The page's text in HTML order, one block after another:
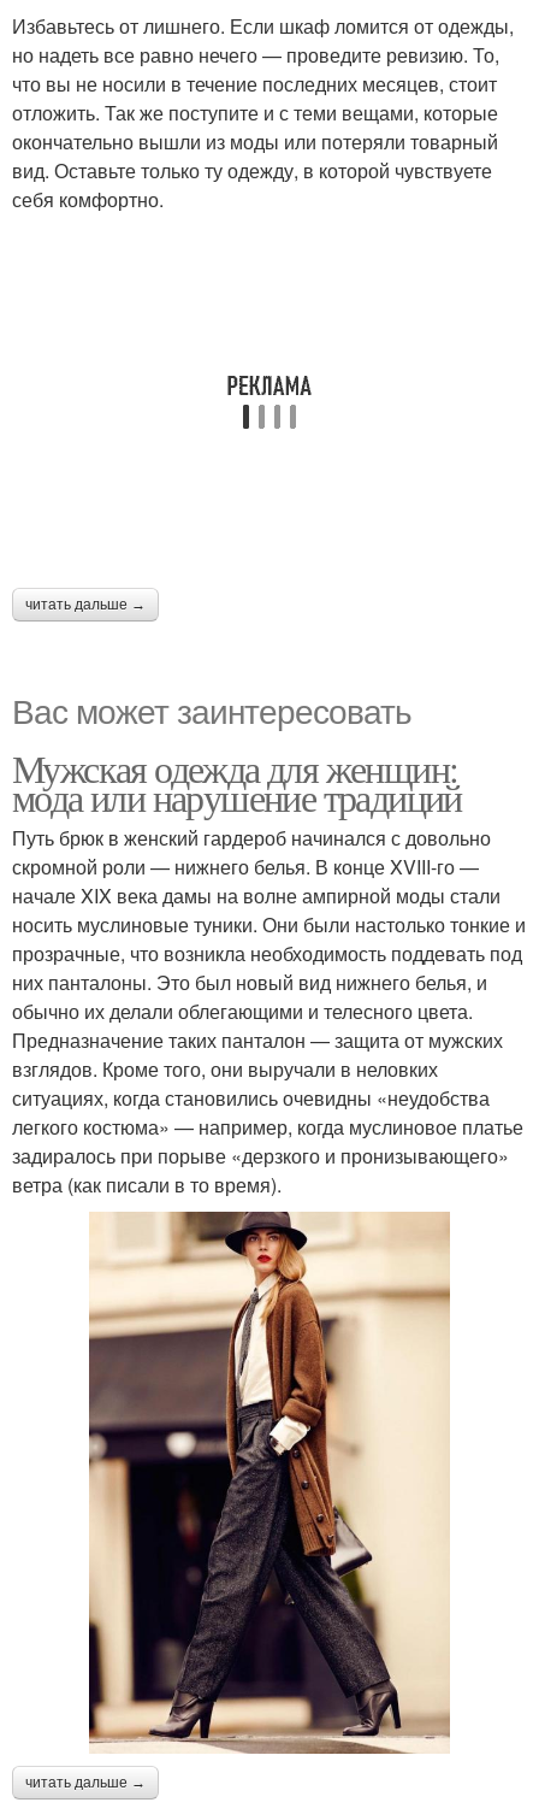
Избавьтесь от лишнего. Если шкаф ломится от одежды,
но надеть все равно нечего — проведите ревизию. То,
что вы не носили в течение последних месяцев, стоит
отложить. Так же поступите и с теми вещами, которые
окончательно вышли из моды или потеряли товарный
вид. Оставьте только ту одежду, в которой чувствуете
себя комфортно.
читать дальше →
Вас может заинтересовать
Мужская одежда для женщин:
мода или нарушение традиций
Путь брюк в женский гардероб начинался с довольно
скромной роли — нижнего белья. В конце XVIII-го —
начале XIX века дамы на волне ампирной моды стали
носить муслиновые туники. Они были настолько тонкие и
прозрачные, что возникла необходимость поддевать под
них панталоны. Это был новый вид нижнего белья, и
обычно их делали облегающими и телесного цвета.
Предназначение таких панталон — защита от мужских
взглядов. Кроме того, они выручали в неловких
ситуациях, когда становились очевидны «неудобства
легкого костюма» — например, когда муслиновое платье
задиралось при порыве «дерзкого и пронизывающего»
ветра (как писали в то время).
читать дальше →